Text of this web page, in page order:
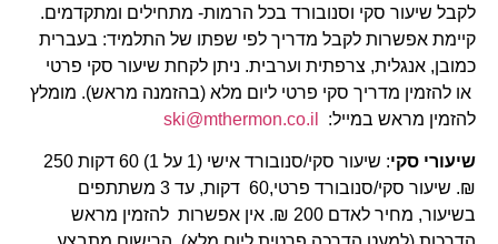
לקבל שיעור סקי וסנובורד בכל הרמות- מתחילים ומתקדמים.
קיימת אפשרות לקבל מדריך לפי שפתו של התלמיד: בעברית
כמובן, אנגלית, צרפתית וערבית. ניתן לקחת שיעור סקי פרטי
או להזמין מדריך סקי פרטי ליום מלא (בהזמנה מראש). מומלץ
להזמין מראש במייל:ski@mthermon.co.il
שיעורי סקי
: שיעור סקי/סנובורד אישי (1 על 1) 60 דקות 250
₪. שיעור סקי/סנובורד פרטי,60 דקות, עד 3 משתתפים
בשיעור, מחיר לאדם 200 ₪. אין אפשרות להזמין מראש